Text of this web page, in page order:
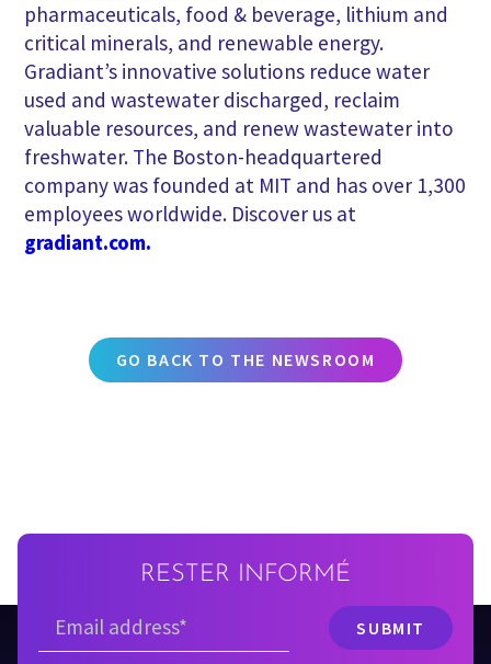
pharmaceuticals, food & beverage, lithium and
critical minerals, and renewable energy.
Gradiant’s innovative solutions reduce water
used and wastewater discharged, reclaim
valuable resources, and renew wastewater into
freshwater. The Boston-headquartered
company was founded at MIT and has over 1,300
employees worldwide. Discover us at
gradiant.com.
GO BACK TO THE NEWSROOM
RESTER INFORMÉ